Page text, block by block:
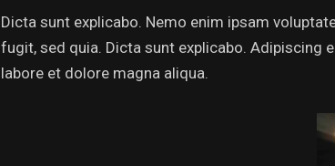
Dicta sunt explicabo. Nemo enim ipsam
fugit, sed quia. Dicta sunt explicabo. Adipiscing
labore et dolore magna aliqua.